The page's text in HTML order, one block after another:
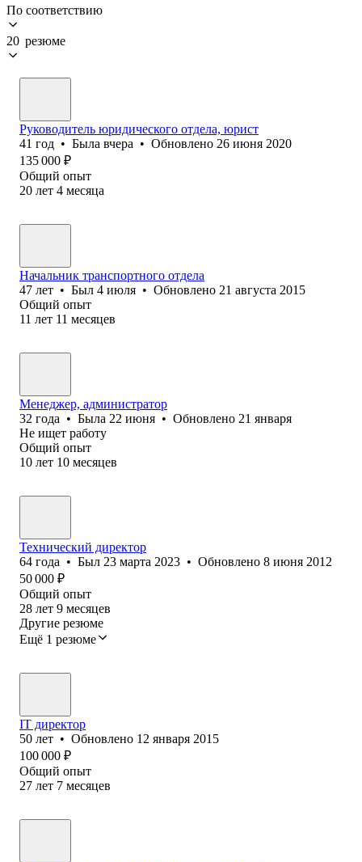
По соответствию
20 резюме
Руководитель юридического отдела, юрист
41 год • Была вчера • Обновлено 26 июня 2020
135 000 ₽
Общий опыт
20 лет 4 месяца
Начальник транспортного отдела
47 лет • Был 4 июля • Обновлено 21 августа 2015
Общий опыт
11 лет 11 месяцев
Менеджер, администратор
32 года • Была 22 июня • Обновлено 21 января
Не ищет работу
Общий опыт
10 лет 10 месяцев
Технический директор
64 года • Был 23 марта 2023 • Обновлено 8 июня 2012
50 000 ₽
Общий опыт
28 лет 9 месяцев
Другие резюме
Ещё 1 резюме
IT директор
50 лет • Обновлено 12 января 2015
100 000 ₽
Общий опыт
27 лет 7 месяцев